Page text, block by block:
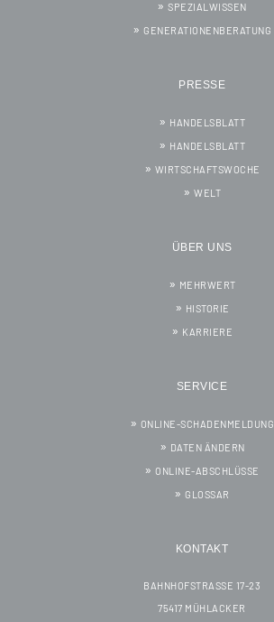
SPEZIALWISSEN
GENERATIONENBERATUNG
PRESSE
HANDELSBLATT
HANDELSBLATT
WIRTSCHAFTSWOCHE
WELT
ÜBER UNS
MEHRWERT
HISTORIE
KARRIERE
SERVICE
ONLINE-SCHADENMELDUNG
DATEN ÄNDERN
ONLINE-ABSCHLÜSSE
GLOSSAR
KONTAKT
BAHNHOFSTRASSE 17-23
75417 MÜHLACKER